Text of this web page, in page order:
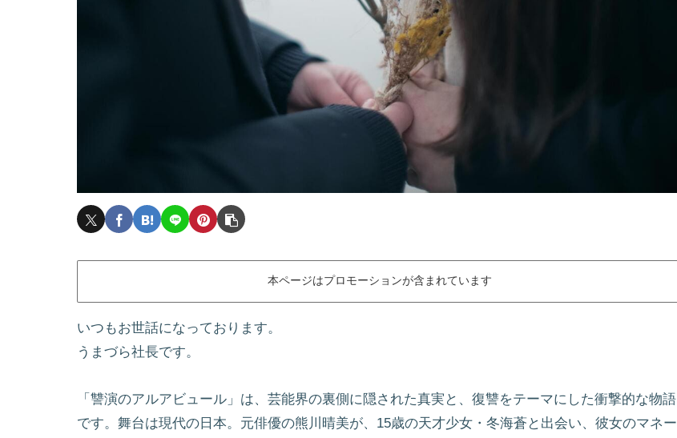
本ページはプロモーションが含まれています
いつもお世話になっております。
うまづら社長です。
「讐演のアルアビュール」は、芸能界の裏側に隠された真実と、復讐をテーマにした衝撃的な物語
です。舞台は現代の日本。元俳優の熊川晴美が、15歳の天才少女・冬海蒼と出会い、彼女のマネー